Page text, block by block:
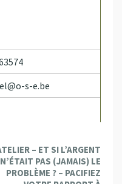
s-e.be
– ET SI L’ARGENT
N’ÉTAIT PAS (JAMAIS) LE
PROBLÈME ? – PACIFIEZ